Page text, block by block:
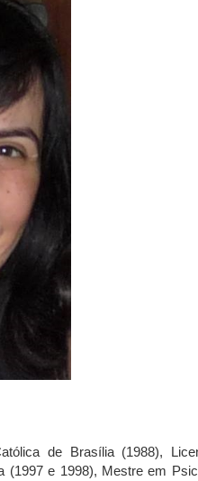
de Brasília (1988),
(1997 e 1998), Mestre em